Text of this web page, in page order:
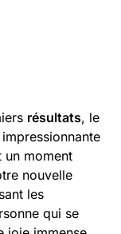
résultats, le
un moment
nouvelle
les
qui se